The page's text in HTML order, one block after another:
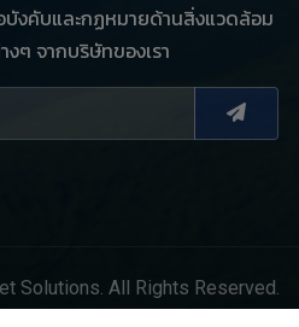
งคับและกฏหมายด้านสิ่งแวดล้อม
งๆ จากบริษัทของเรา
Solutions. All Rights Reserved.